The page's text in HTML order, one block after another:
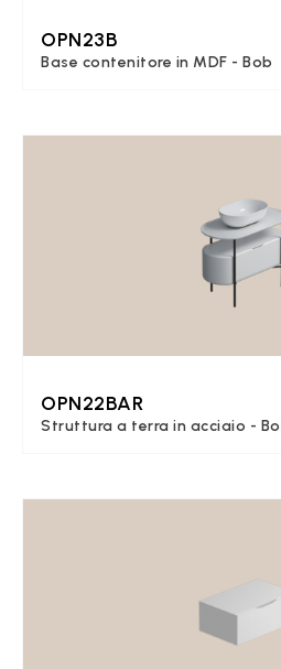
OPN23B
Base contenitore in MDF - Bob
OPN22BAR
Struttura a terra in acciaio -